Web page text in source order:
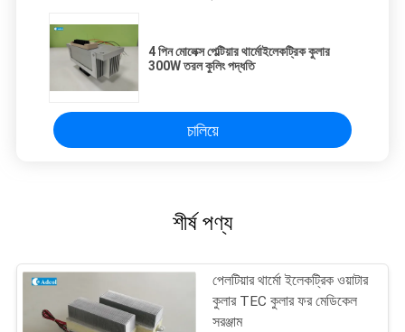
4 পিন মোলেক্স পেল্টিয়ার থার্মোইলেকট্রিক কুলার
300W তরল কুলিং পদ্ধতি
চালিয়ে
শীর্ষ পণ্য
পেলটিয়ার থার্মো ইলেকট্রিক ওয়াটার
কুলার TEC কুলার ফর মেডিকেল
সরঞ্জাম